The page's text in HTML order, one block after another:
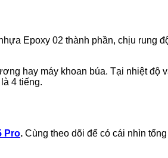
Epoxy 02 thành phần, chịu
hay máy khoan búa. Tại nhiệt
4 tiếng.
Pro. Cùng theo dõi để có cái nhìn